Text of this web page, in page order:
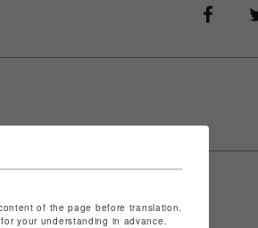
of the page before translation.
your understanding in advance.